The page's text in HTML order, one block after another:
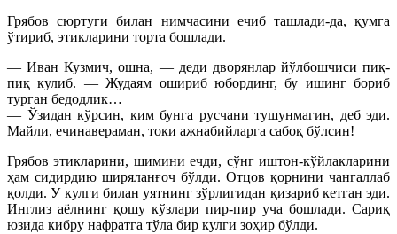
Грябов сюртуги билан нимчасини ечиб ташлади-да, қумга
ўтириб, этикларини торта бошлади.
— Иван Кузмич, ошна, — деди дворянлар йўлбошчиси пиқ-
пиқ кулиб. — Жудаям ошириб юбординг, бу ишинг бориб
турган бедодлик…
— Ўзидан кўрсин, ким бунга русчани тушунмагин, деб эди.
Майли, ечинавераман, токи ажнабийларга сабоқ бўлсин!
Грябов этикларини, шимини ечди, сўнг иштон-кўйлакларини
ҳам сидирдию ширяланғоч бўлди. Отцов қорнини чангаллаб
қолди. У кулги билан уятнинг зўрлигидан қизариб кетган эди.
Инглиз аёлнинг қошу кўзлари пир-пир уча бошлади. Сариқ
юзида кибру нафратга тўла бир кулги зоҳир бўлди.